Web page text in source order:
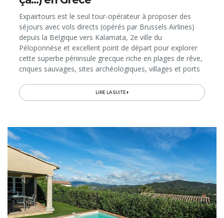
Expairtours est le seul tour-opérateur à proposer des
séjours avec vols directs (opérés par Brussels Airlines)
depuis la Belgique vers Kalamata, 2e ville du
Péloponnèse et excellent point de départ pour explorer
cette superbe péninsule grecque riche en plages de rêve,
criques sauvages, sites archéologiques, villages et ports
LIRE LA SUITE